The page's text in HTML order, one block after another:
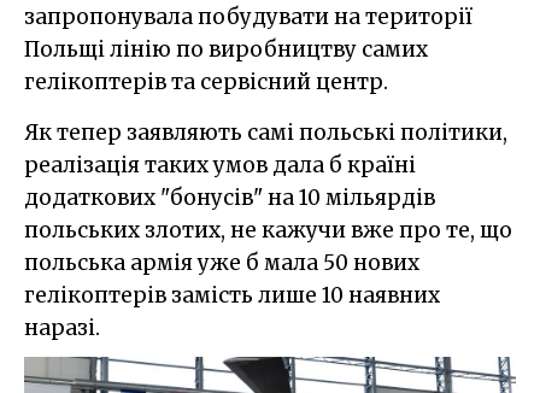
запропонувала побудувати на території
Польщі лінію по виробництву самих
гелікоптерів та сервісний центр.
Як тепер заявляють самі польські політики,
реалізація таких умов дала б країні
додаткових "бонусів" на 10 мільярдів
польських злотих, не кажучи вже про те, що
польська армія уже б мала 50 нових
гелікоптерів замість лише 10 наявних
наразі.